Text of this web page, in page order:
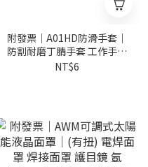
附發票｜A01HD防滑手套｜
防割耐磨丁腈手套 工作手套
耐油防滑 浸膠尼龍工地手套
NT$6